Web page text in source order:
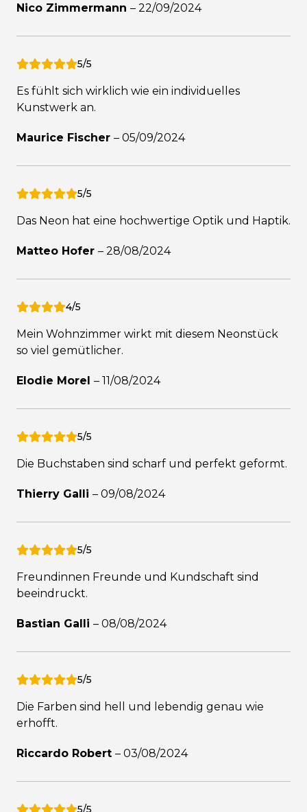
Nico Zimmermann – 22/09/2024
5/5
Es fühlt sich wirklich wie ein individuelles
Kunstwerk an.
Maurice Fischer – 05/09/2024
5/5
Das Neon hat eine hochwertige Optik und Haptik.
Matteo Hofer – 28/08/2024
4/5
Mein Wohnzimmer wirkt mit diesem Neonstück
so viel gemütlicher.
Elodie Morel – 11/08/2024
5/5
Die Buchstaben sind scharf und perfekt geformt.
Thierry Galli – 09/08/2024
5/5
Freundinnen Freunde und Kundschaft sind
beeindruckt.
Bastian Galli – 08/08/2024
5/5
Die Farben sind hell und lebendig genau wie
erhofft.
Riccardo Robert – 03/08/2024
5/5